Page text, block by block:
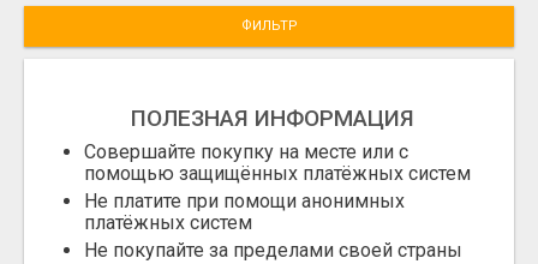
ФИЛЬТР
ПОЛЕЗНАЯ ИНФОРМАЦИЯ
Совершайте покупку на месте или с
помощью защищённых платёжных систем
Не платите при помощи анонимных
платёжных систем
Не покупайте за пределами своей страны